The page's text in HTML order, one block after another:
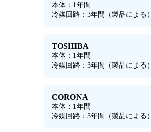
本体：1年間
冷媒回路：3年間（製品による）
TOSHIBA
本体：1年間
冷媒回路：3年間（製品による）
CORONA
本体：1年間
冷媒回路：3年間（製品による）